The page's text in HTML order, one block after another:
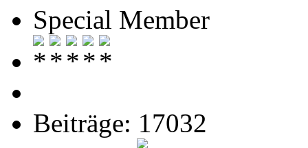
Special Member
Beiträge: 17032